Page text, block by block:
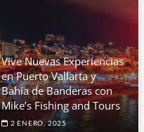
Vive Nuevas Experiencias
en Puerto Vallarta y
Bahía de Banderas con
Mike’s Fishing and Tours
2 ENERO, 2025